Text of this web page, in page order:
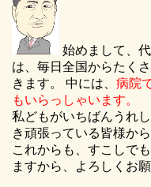
始めまして、
は、毎日全国からたく
きます。 中には、 病院
もいらっしゃいます。
私どもがいちばんうれ
き頑張っている皆様か
これからも、すこしで
ますから、よろしくお願